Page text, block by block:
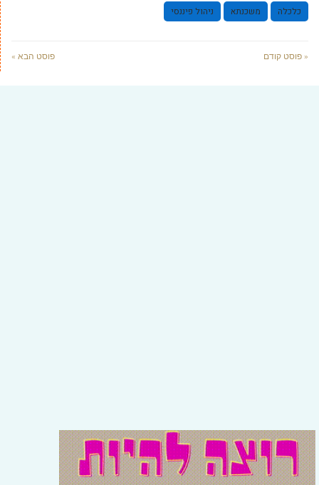
כלכלה משכנתא ניהול פיננסי
« פוסט קודם פוסט הבא »